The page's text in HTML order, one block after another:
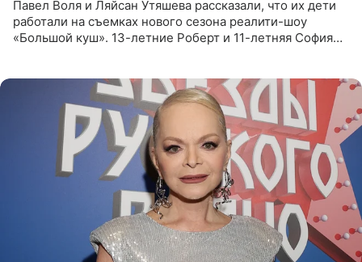
Павел Воля и Ляйсан Утяшева рассказали, что их дети
работали на съемках нового сезона реалити-шоу
«Большой куш». 13-летние Роберт и 11-летняя София